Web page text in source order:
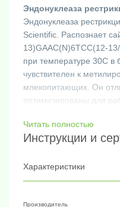
Эндонуклеаза
Эндонуклеаза
Scientific. Распознает
13)GAAC(N)6TCC(12-
при температуре 30C
чувствителен к
млекопитающих. Он
оптимизированы для
Thermo Scientific
смешанный BSA,
присутствовать в
применения фермента
Читать полностью
Инструкции и
Характеристики
Производитель